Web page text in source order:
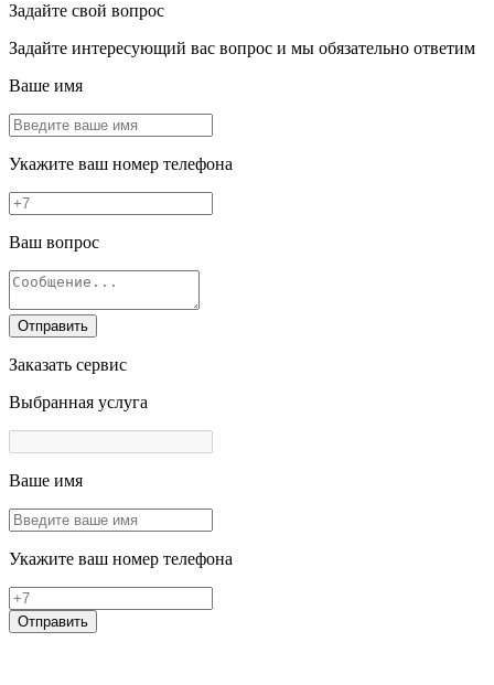
Задайте свой вопрос
Задайте интересующий вас вопрос и мы обязательно ответим
Ваше имя
Укажите ваш номер телефона
Ваш вопрос
Отправить
Заказать сервис
Выбранная услуга
Ваше имя
Укажите ваш номер телефона
Отправить